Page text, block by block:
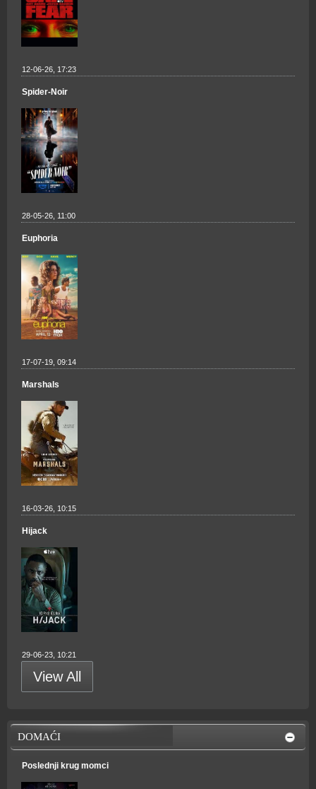
12-06-26, 17:23
Spider-Noir
28-05-26, 11:00
Euphoria
17-07-19, 09:14
Marshals
16-03-26, 10:15
Hijack
29-06-23, 10:21
View All
DOMAĆI
Poslednji krug momci